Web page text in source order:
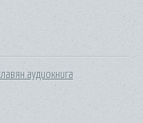
аудиокнига